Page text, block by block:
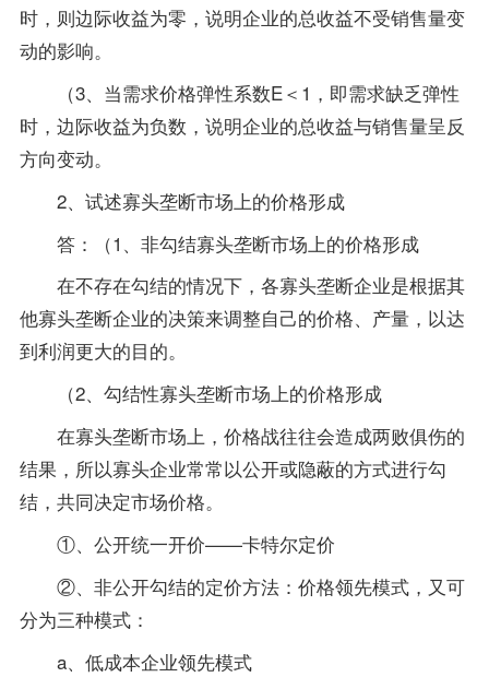
时，则边际收益为零，说明企业的总收益不受销售量变
动的影响。
（3、当需求价格弹性系数E＜1，即需求缺乏弹性
时，边际收益为负数，说明企业的总收益与销售量呈反
方向变动。
2、试述寡头垄断市场上的价格形成
答：（1、非勾结寡头垄断市场上的价格形成
在不存在勾结的情况下，各寡头垄断企业是根据其
他寡头垄断企业的决策来调整自己的价格、产量，以达
到利润更大的目的。
（2、勾结性寡头垄断市场上的价格形成
在寡头垄断市场上，价格战往往会造成两败俱伤的
结果，所以寡头企业常常以公开或隐蔽的方式进行勾
结，共同决定市场价格。
①、公开统一开价——卡特尔定价
②、非公开勾结的定价方法：价格领先模式，又可
分为三种模式：
a、低成本企业领先模式